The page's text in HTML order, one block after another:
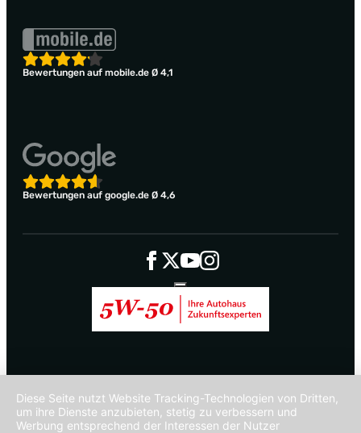
Bewertungen auf mobile.de Ø 4,1
Bewertungen auf google.de Ø 4,6
Diese Seite nutzt Website Tracking-Technologien von Dritten,
um ihre Dienste anzubieten, stetig zu verbessern und
Werbung entsprechend der Interessen der Nutzer